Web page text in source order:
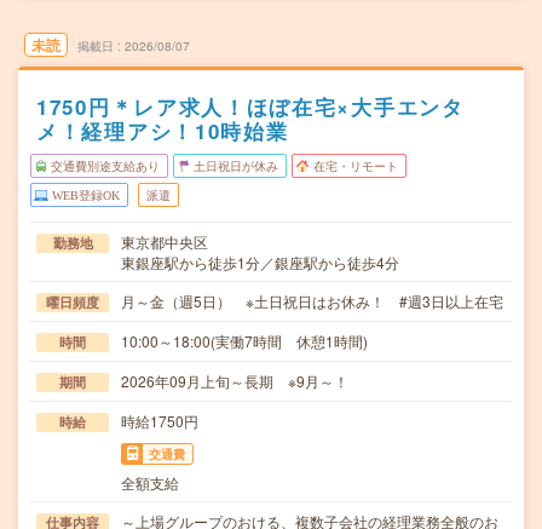
未読 掲載日 2026/08/07
1750円＊レア求人！ほぼ在宅×大手エンタ
メ！経理アシ！10時始業
交通費別途支給あり 土日祝日が休み 在宅・リモート
WEB登録OK 派遣
勤務地
東京都中央区
東銀座駅から徒歩1分／銀座駅から徒歩4分
曜日頻度 月～金（週5日） ※土日祝日はお休み！ #週3日以上在宅
時間 10:00～18:00(実働7時間 休憩1時間)
期間 2026年09月上旬～長期 ※9月～！
時給 時給1750円
交通費
全額支給
仕事内容 ～上場グループのおける、複数子会社の経理業務全般のお